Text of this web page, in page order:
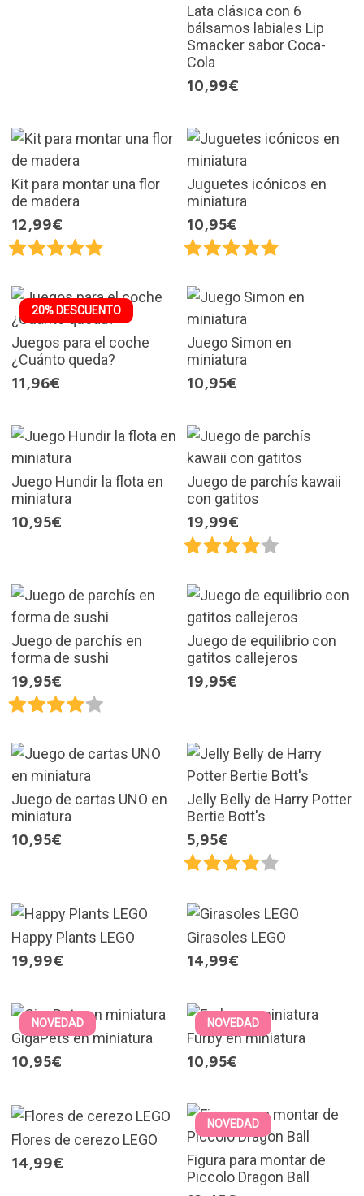
Lata clásica con 6
bálsamos labiales Lip
Smacker sabor Coca-
Cola
10,99€
Kit para montar una flor
de madera
12,99€
Juguetes icónicos en
miniatura
10,95€
20% DESCUENTO
Juegos para el coche
¿Cuánto queda?
11,96€
Juego Simon en
miniatura
10,95€
Juego Hundir la flota en
miniatura
10,95€
Juego de parchís kawaii
con gatitos
19,99€
Juego de parchís en
forma de sushi
19,95€
Juego de equilibrio con
gatitos callejeros
19,95€
Juego de cartas UNO en
miniatura
10,95€
Jelly Belly de Harry Potter
Bertie Bott's
5,95€
Happy Plants LEGO
19,99€
Girasoles LEGO
14,99€
NOVEDAD
GigaPets en miniatura
10,95€
NOVEDAD
Furby en miniatura
10,95€
Flores de cerezo LEGO
14,99€
NOVEDAD
Figura para montar de
Piccolo Dragon Ball